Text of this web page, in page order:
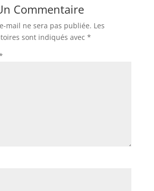
Commentaire
mail ne sera pas publiée. Les
sont indiqués avec *